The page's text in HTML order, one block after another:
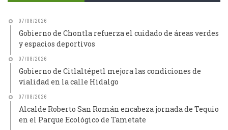
07/08/2026
Gobierno de Chontla refuerza el cuidado de áreas verdes
y espacios deportivos
07/08/2026
Gobierno de Citlaltépetl mejora las condiciones de
vialidad en la calle Hidalgo
07/08/2026
Alcalde Roberto San Román encabeza jornada de Tequio
en el Parque Ecológico de Tametate